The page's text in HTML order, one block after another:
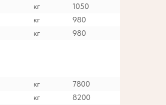
кг
1050
кг
980
кг
980
кг
7800
кг
8200